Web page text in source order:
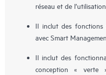
réseau et de
Il inclut des fonctions
avec Smart
Il inclut des
conception « verte